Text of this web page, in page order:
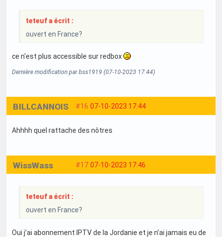
teteuf a écrit :
ouvert en France?
ce n'est plus accessible sur redbox
Dernière modification par bss1919 (07-10-2023 17:44)
#16 07-10-2023 17:44
BILLCANNOIS
Ahhhh quel rattache des nôtres
#17 07-10-2023 17:46
WissWass
teteuf a écrit :
ouvert en France?
Oui j’ai abonnement IPTV de la Jordanie et je n’ai jamais eu de